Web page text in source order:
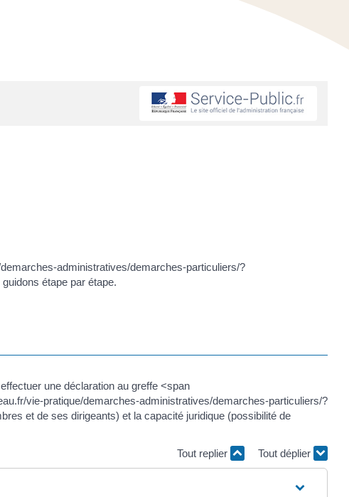
administratives/demarches-particuliers/?
étape par étape.
une déclaration au greffe <span
vie-pratique/demarches-administratives/demarches-particuliers/?
et de ses dirigeants) et la capacité juridique (possibilité de
Tout replier
Tout déplier